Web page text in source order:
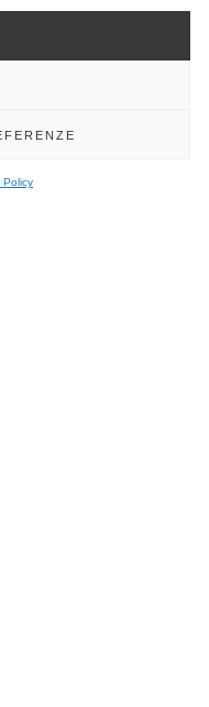
Policy
dal